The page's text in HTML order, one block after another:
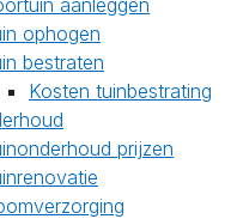
aanleggen
ophogen
bestraten
Kosten tuinbestrating
prijzen